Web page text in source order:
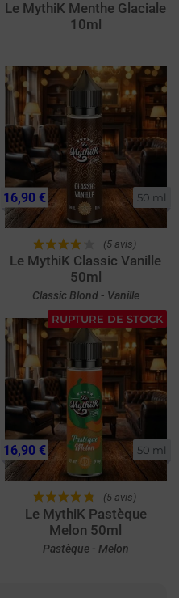
Le MythiK Menthe Glaciale
10ml
50 ml
(5 avis)
Le MythiK Classic Vanille
50ml
Classic Blond - Vanille
16,90 €
RUPTURE DE STOCK
50 ml
(5 avis)
Le MythiK Pastèque
Melon 50ml
Pastèque - Melon
16,90 €